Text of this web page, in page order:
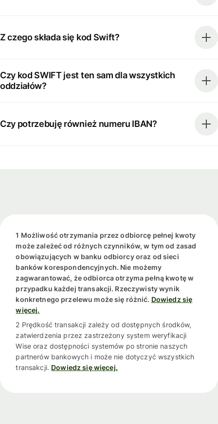
Z czego składa się kod Swift?
Czy kod SWIFT jest ten sam dla wszystkich
oddziałów?
Czy potrzebuję również numeru IBAN?
1 Możliwość otrzymania przez odbiorcę pełnej kwoty
może zależeć od różnych czynników, w tym od zasad
obowiązujących w banku odbiorcy oraz od sieci
banków korespondencyjnych. Nie możemy
zagwarantować, że odbiorca otrzyma pełną kwotę w
przypadku każdej transakcji. Rzeczywisty wynik
konkretnego przelewu może się różnić. Dowiedz się
więcej.
2 Prędkość transakcji zależy od dostępnych środków,
zatwierdzenia przez zastrzeżony system weryfikacji
Wise oraz dostępności systemów po stronie naszych
partnerów bankowych i może nie dotyczyć wszystkich
transakcji. Dowiedz się więcej.